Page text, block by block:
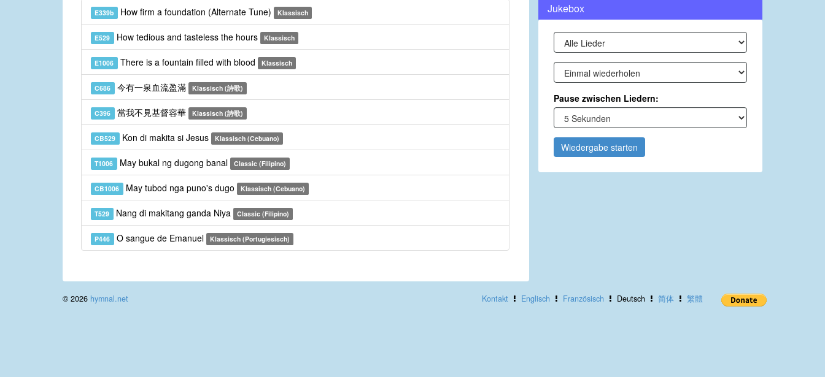
E339b How firm a foundation (Alternate Tune) Klassisch
E529 How tedious and tasteless the hours Klassisch
E1006 There is a fountain filled with blood Klassisch
C686 今有一泉血流盈滿 Klassisch (詩歌)
C396 當我不見基督容華 Klassisch (詩歌)
CB529 Kon di makita si Jesus Klassisch (Cebuano)
T1006 May bukal ng dugong banal Classic (Filipino)
CB1006 May tubod nga puno's dugo Klassisch (Cebuano)
T529 Nang di makitang ganda Niya Classic (Filipino)
P446 O sangue de Emanuel Klassisch (Portugiesisch)
Jukebox
Pause zwischen Liedern:
Wiedergabe starten
Kontakt Englisch Französisch Deutsch 简体 繁體
© 2026 hymnal.net